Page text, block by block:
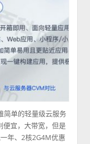
简单的轻量级云服务
便宜，大带宽，但是
年、2核2G4M优惠